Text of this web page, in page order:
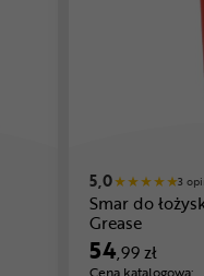
5,0 3
Smar do
Grease
54,99 zł
Cena katalogowa: